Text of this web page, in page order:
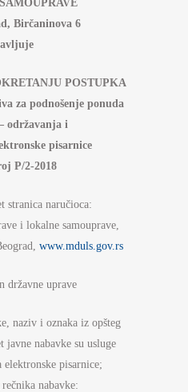
Birčaninova 6
POSTUPKA
za podnošenje ponuda
održavanja i
pisarnice
P/2-2018
stranica naručioca:
i lokalne samouprave,
www.mduls.gov.rs
državne uprave
naziv i oznaka iz opšteg
javne nabavke su usluge
elektronske pisarnice;
nabavke: